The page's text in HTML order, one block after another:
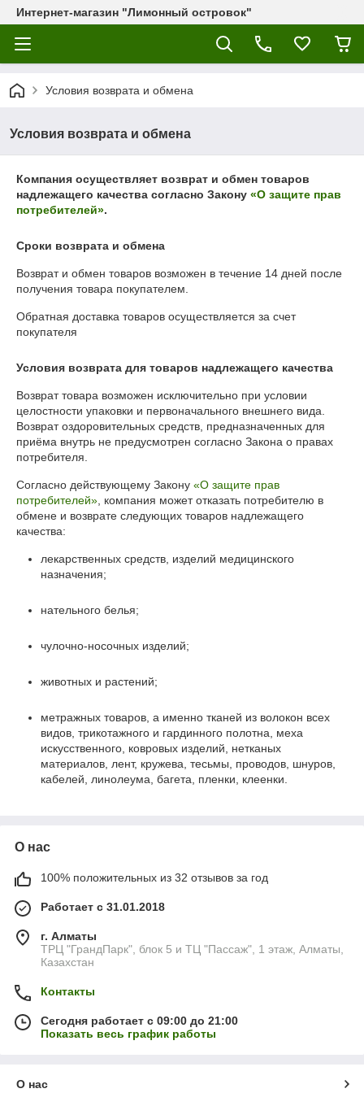
Интернет-магазин "Лимонный островок"
Условия возврата и обмена
Условия возврата и обмена
Компания осуществляет возврат и обмен товаров
надлежащего качества согласно Закону «О защите прав
потребителей».
Сроки возврата и обмена
Возврат и обмен товаров возможен в течение 14 дней после
получения товара покупателем.
Обратная доставка товаров осуществляется за счет
покупателя
Условия возврата для товаров надлежащего качества
Возврат товара возможен исключительно при условии
целостности упаковки и первоначального внешнего вида.
Возврат оздоровительных средств, предназначенных для
приёма внутрь не предусмотрен согласно Закона о правах
потребителя.
Согласно действующему Закону «О защите прав
потребителей» , компания может отказать потребителю в
обмене и возврате следующих товаров надлежащего
качества:
лекарственных средств, изделий медицинского
назначения;
нательного белья;
чулочно-носочных изделий;
животных и растений;
метражных товаров, а именно тканей из волокон всех
видов, трикотажного и гардинного полотна, меха
искусственного, ковровых изделий, нетканых
материалов, лент, кружева, тесьмы, проводов, шнуров,
кабелей, линолеума, багета, пленки, клеенки.
О нас
100% положительных из 32 отзывов за год
Работает с 31.01.2018
г. Алматы
ТРЦ "ГрандПарк", блок 5 и ТЦ "Пассаж", 1 этаж, Алматы,
Казахстан
Контакты
Сегодня работает с 09:00 до 21:00
Показать весь график работы
О нас